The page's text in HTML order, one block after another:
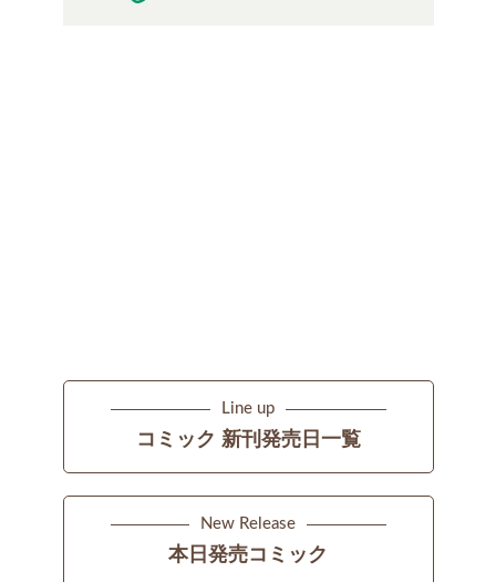
Line up
コミック 新刊発売日一覧
New Release
本日発売コミック